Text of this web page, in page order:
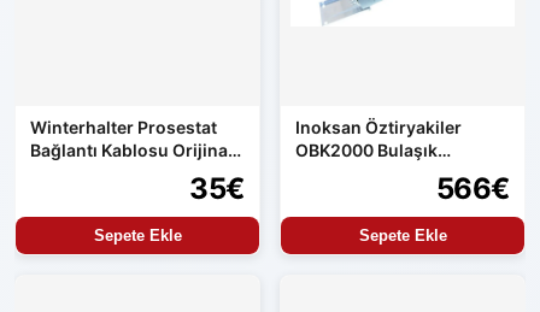
Winterhalter Prosestat
Bağlantı Kablosu Orijinal
35€
Sepete Ekle
Inoksan Öztiryakiler
OBK2000 Bulaşık
566€
Sepete Ekle